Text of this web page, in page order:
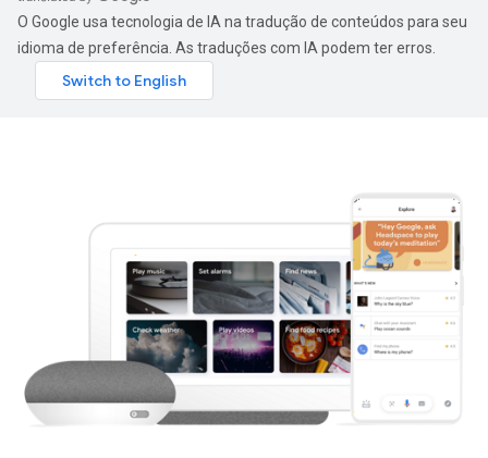
O Google usa tecnologia de IA na tradução de conteúdos para seu
idioma de preferência. As traduções com IA podem ter erros.